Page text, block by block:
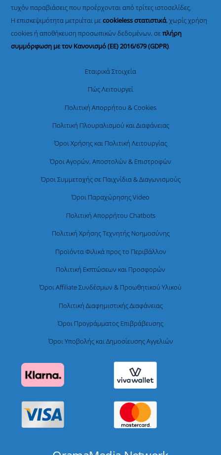
τυχόν παραβιάσεις που προέρχονται από τρίτες ιστοσελίδες.
Η επισκεψιμότητα μετριέται μεcookieless στατιστικά, χωρίς χρήση
cookies ή αποθήκευση προσωπικών δεδομένων, σεπλήρη
συμμόρφωση με τον Κανονισμό (ΕΕ) 2016/679 (GDPR).
Εταιρικά Στοιχεία
Πώς Λειτουργεί
Πολιτική Απορρήτου & Cookies
Πολιτική Πλουραλισμού και Διαφάνειας
Όροι Χρήσης και Πολιτική Λειτουργίας
Όροι Αγορών, Αποστολών & Επιστροφών
Όροι Συμμετοχής σε Παιχνίδια & Διαγωνισμούς
Όροι Παραχώρησης Video
Πολιτική Απορρήτου Chatbots
Πολιτική Χρήσης Τεχνητής Νοημοσύνης
Προϊόντα Φιλικά προς το Περιβάλλον
Πολιτική Εκπτώσεων και Προσφορών
Όροι Affiliate Συνδέσμων & Προωθητικού Υλικού
Πολιτική Διαφημιστικής Διαφάνειας
Όροι Προγράμματος Επιβράβευσης
Όροι Υποβολής και Δημοσίευσης Αγγελιών